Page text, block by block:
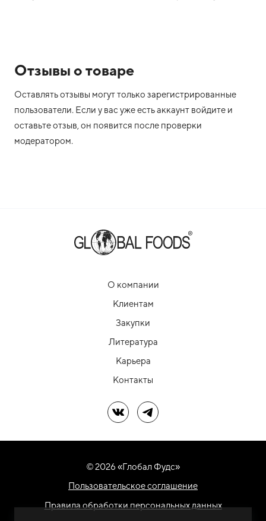
Отзывы о товаре
Оставлять отзывы могут только зарегистрированные
пользователи. Если у вас уже есть аккаунт войдите и
оставьте отзыв, он появится после проверки
модератором.
О компании
Клиентам
Закупки
Литература
Карьера
Контакты
Мы в ВКМы в Telegram
© 2026 «Глобал Фудс»
Пользовательское соглашение
Правила обработки персональных данных